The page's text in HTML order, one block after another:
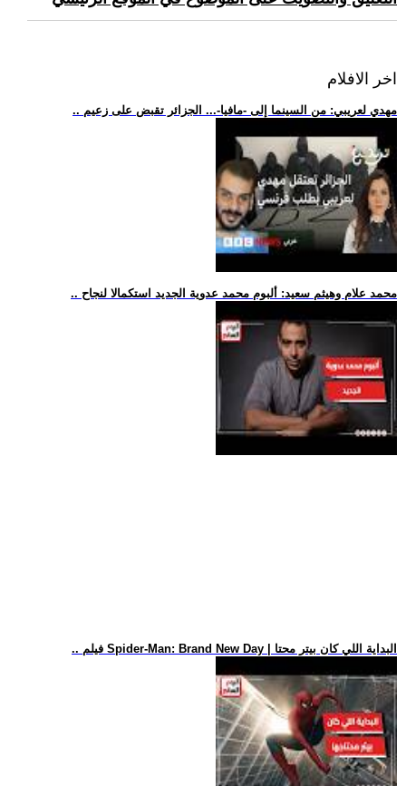
اخر الافلام
.. مهدي لعريبي: من السينما إلى -مافيا-... الجزائر تقبض على زعيم
.. محمد علام وهيثم سعيد: ألبوم محمد عدوية الجديد استكمالا لنجاح
.. فيلم Spider-Man: Brand New Day | البداية اللي كان بيتر محتا